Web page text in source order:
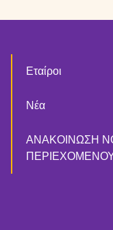
Εταίροι
Νέα
ΑΝΑΚΟΙΝΩΣΗ